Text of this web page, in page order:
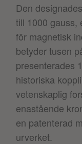
Den
till 1000 gauss,
för magnetisk
betyder tusen
presenterades
historiska
vetenskaplig
enastående
en patenterad
urverket.